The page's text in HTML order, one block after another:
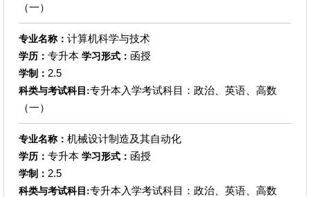
（一）
专业名称： 计算机科学与技术
学历： 专升本 学习形式： 函授
学制： 2.5
科类与考试科目:专升本入学考试科目：政治、英语、高数
（一）
专业名称： 机械设计制造及其自动化
学历： 专升本 学习形式： 函授
学制： 2.5
科类与考试科目:专升本入学考试科目：政治、英语、高数